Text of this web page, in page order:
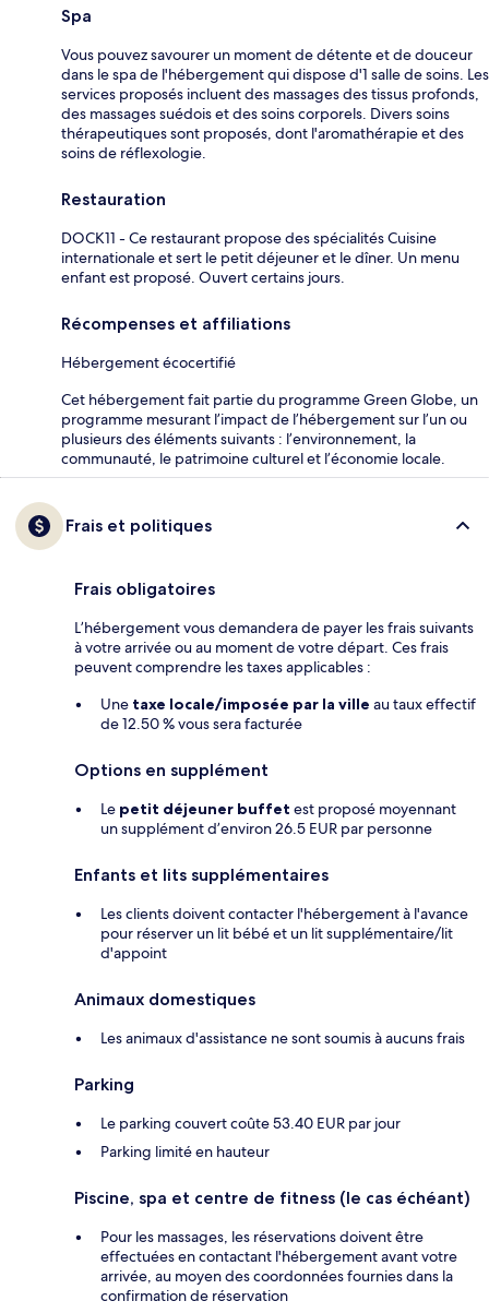
Spa
Vous pouvez savourer un moment de détente et de douceur
dans le spa de l'hébergement qui dispose d'1 salle de soins. Les
services proposés incluent des massages des tissus profonds,
des massages suédois et des soins corporels. Divers soins
thérapeutiques sont proposés, dont l'aromathérapie et des
soins de réflexologie.
Restauration
DOCK11 - Ce restaurant propose des spécialités Cuisine
internationale et sert le petit déjeuner et le dîner. Un menu
enfant est proposé. Ouvert certains jours.
Récompenses et affiliations
Hébergement écocertifié
Cet hébergement fait partie du programme Green Globe, un
programme mesurant l’impact de l’hébergement sur l’un ou
plusieurs des éléments suivants : l’environnement, la
communauté, le patrimoine culturel et l’économie locale.
Frais et politiques
Frais obligatoires
L’hébergement vous demandera de payer les frais suivants
à votre arrivée ou au moment de votre départ. Ces frais
peuvent comprendre les taxes applicables :
Une taxe locale/imposée par la ville au taux effectif
de 12.50 % vous sera facturée
Options en supplément
Le petit déjeuner buffet est proposé moyennant
un supplément d’environ 26.5 EUR par personne
Enfants et lits supplémentaires
Les clients doivent contacter l'hébergement à l'avance
pour réserver un lit bébé et un lit supplémentaire/lit
d'appoint
Animaux domestiques
Les animaux d'assistance ne sont soumis à aucuns frais
Parking
Le parking couvert coûte 53.40 EUR par jour
Parking limité en hauteur
Piscine, spa et centre de fitness (le cas échéant)
Pour les massages, les réservations doivent être
effectuées en contactant l'hébergement avant votre
arrivée, au moyen des coordonnées fournies dans la
confirmation de réservation